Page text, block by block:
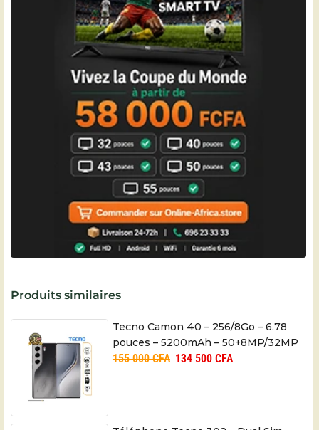
Produits similaires
Tecno Camon 40 – 256/8Go – 6.78
pouces – 5200mAh – 50+8MP/32MP
– 06 mois
155 000CFA 134 500 CFA